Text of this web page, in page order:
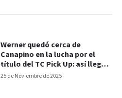
25 de Noviembre de 2025
Werner quedó cerca de
Canapino en la lucha por el
título del TC Pick Up: así llegan
a la definición